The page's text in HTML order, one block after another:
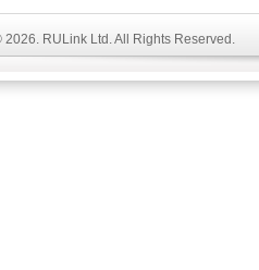
RULink Ltd. All Rights Reserved.